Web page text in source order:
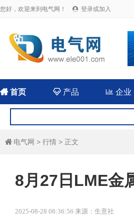
您好，欢迎来到电气网！  登录或加入
首页 产品  企业
 电气网 > 行情 > 正文
8月27日LME金
2025-08-28 08:36:56 来源：生意社